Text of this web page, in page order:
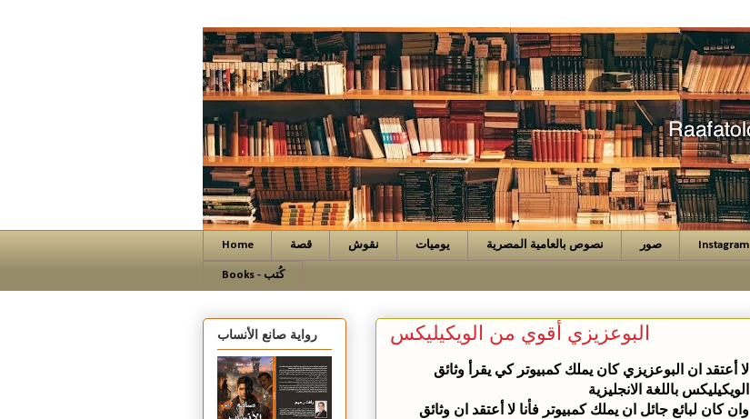
Home قصة نقوش يوميات نصوص بالعامية المصرية صور Instagram
Books - كُتب
البوعزيزي أقوي من الويكيليكس
لا أعتقد ان البوعزيزي كان يملك كمبيوتر كي يقرأ وثائق
الويكيليكس باللغة الانجليزية
وان كان لبائع جائل ان يملك كمبيوتر فأنا لا أعتقد ان وثائق
رواية صانع الأنساب